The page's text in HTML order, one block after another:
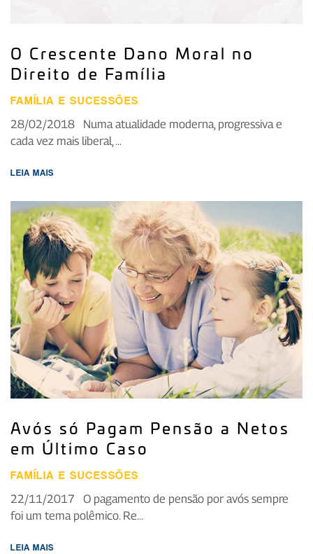
O Crescente Dano Moral no
Direito de Família
FAMÍLIA E SUCESSÕES
28/02/2018 Numa atualidade moderna, progressiva e
cada vez mais liberal, ...
LEIA MAIS
Avós só Pagam Pensão a Netos
em Último Caso
FAMÍLIA E SUCESSÕES
22/11/2017 O pagamento de pensão por avós sempre
foi um tema polêmico. Re...
LEIA MAIS